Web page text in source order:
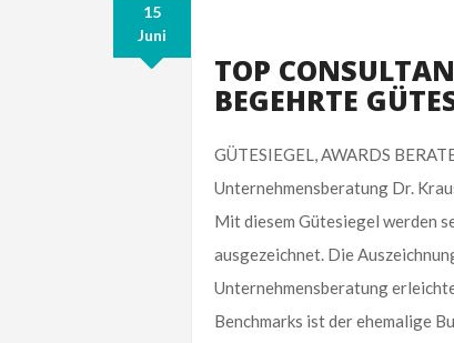
15
Juni
TOP
BEGEHRTE
GÜTESIEGEL, AWARDS
Unternehmensberatung Dr.
Mit diesem Gütesiegel werden
ausgezeichnet. Die
Unternehmensberatung
Benchmarks ist der ehemalige